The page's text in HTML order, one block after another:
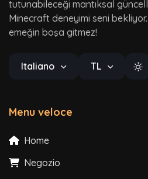
tutunabileceği mantıksal
Minecraft deneyimi seni bekliyor.
emeğin boşa gitmez!
Italiano TL
Menu veloce
Home
Negozio